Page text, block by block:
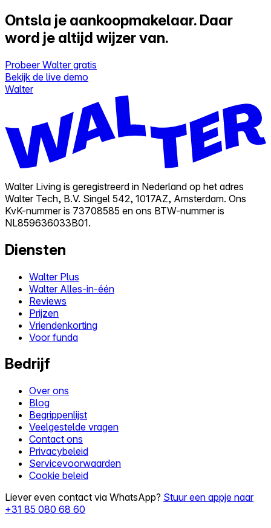
Ontsla je aankoopmakelaar. Daar
word je altijd wijzer van.
Probeer Walter gratis
Bekijk de live demo
Walter
Walter Living is geregistreerd in Nederland op het adres
Walter Tech, B.V. Singel 542, 1017AZ, Amsterdam. Ons
KvK-nummer is 73708585 en ons BTW-nummer is
NL859636033B01.
Diensten
Walter Plus
Walter Alles-in-één
Reviews
Prijzen
Vriendenkorting
Voor funda
Bedrijf
Over ons
Blog
Begrippenlijst
Veelgestelde vragen
Contact ons
Privacybeleid
Servicevoorwaarden
Cookie beleid
Liever even contact via WhatsApp? Stuur een appje naar
+31 85 080 68 60